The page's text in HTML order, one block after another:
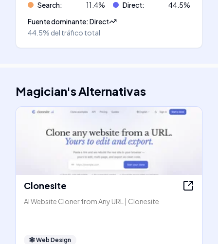
Search: 11.4% Direct: 44.5%
Fuente dominante:Direct
44.5% del tráfico total
Magician'sAlternativas
Clonesite
AI Website Cloner from Any URL | Clonesite
🕸Web Design